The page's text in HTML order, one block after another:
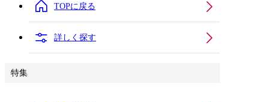
TOPに戻る
詳しく探す
特集